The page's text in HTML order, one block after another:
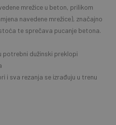
mrežice u beton, prilikom
navedene mrežice), značajno
te sprečava pucanje betona.
potrebni dužinski preklopi
i sva rezanja se izrađuju u trenu